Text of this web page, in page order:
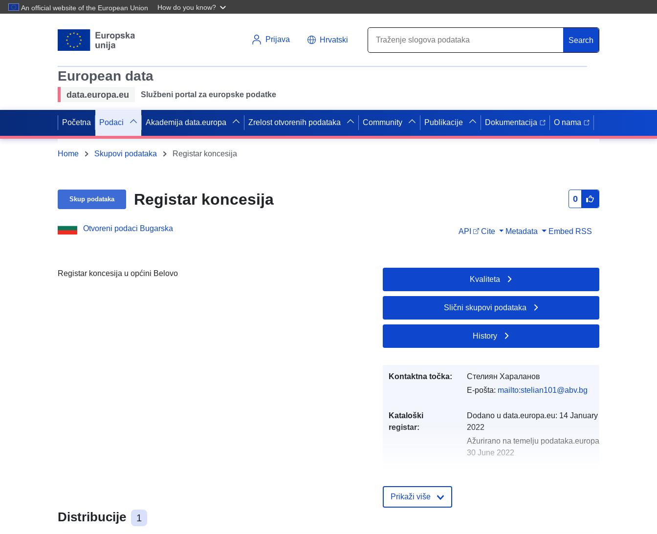
An official website of the European Union How do you know?
Prijava Hrvatski Search
European data
data.europa.eu Službeni portal za europske podatke
Početna Podaci Akademija data.europa Zrelost otvorenih podataka Community Publikacije Dokumentacija O nama
Home Skupovi podataka Registar koncesija
Skup podataka Registar koncesija 0
Otvoreni podaci Bugarska API Cite Metadata Embed RSS
Registar koncesija u općini Belovo
Distribucije 1
Kvaliteta
Slični skupovi podataka
History
Kontaktna točka:
Стелиян Хараланов
E-pošta: mailto:stelian101@abv.bg
Kataloški
registar:
Dodano u data.europa.eu: 14 January
2022
Ažurirano na temelju podataka.europa.eu:
30 June 2022
Prikaži više